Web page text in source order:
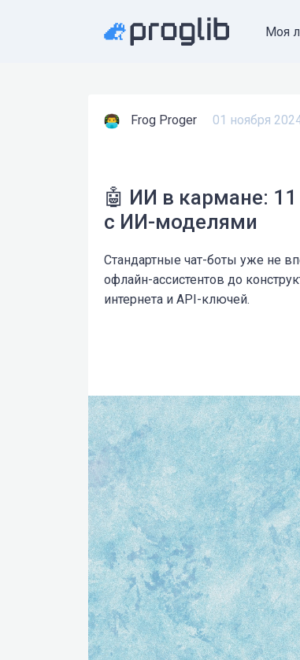
Моя
Frog Proger 01 ноября
🤖 ИИ в кармане:
с ИИ-моделями
Стандартные чат-боты уже не
офлайн-ассистентов до
интернета и API-ключей.